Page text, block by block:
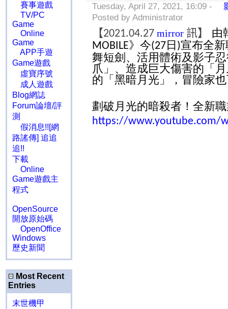
賽事遊戲
TV/PC
Game
Online
Game
APP手遊
Game遊戲
虛寶序號
成人遊戲
Blog網誌
Forum論壇/評
測
假消息!![網
路謠傳] 追追
追!!
下載
Online
Game遊戲主
程式
OpenSource
開放原始碼
OpenOffice
Windows
歷史新聞
Most Recent
Entries
末世機甲
Tuesday, April 27, 2021, 16:09 -
Posted by Administrator
【2021.04.27 mirror 訊】 由
MOBILE》今(27日 )宣布全
舞短劍、活用體術及影子
爪」、造成巨大傷害的「
的「黑暗月光」，冒險家
劃破月光的暗殺者！全新
https://www.youtube.com/